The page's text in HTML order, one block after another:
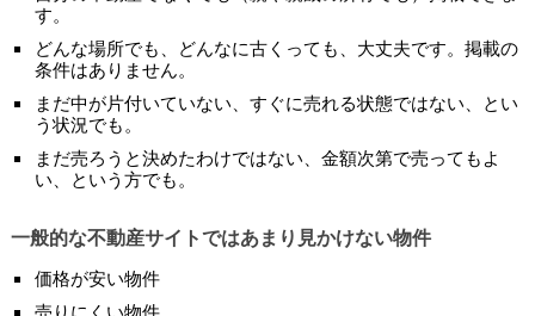
す。
どんな場所でも、どんなに古くっても、大丈夫です。掲載の
条件はありません。
まだ中が片付いていない、すぐに売れる状態ではない、とい
う状況でも。
まだ売ろうと決めたわけではない、金額次第で売ってもよ
い、という方でも。
一般的な不動産サイトではあまり見かけない物件
価格が安い物件
売りにくい物件